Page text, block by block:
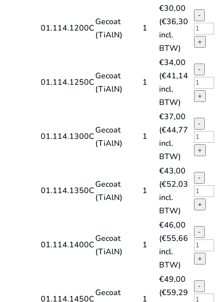
TiAlN
type
HD-
TiAlN
01.114.1200C
Gecoat
(TiAlN)
1
€30,00
(€36,30
incl.
BTW)
-
HSS-
E
type
HD-
TiAlN
+
01.114.1250C
Gecoat
(TiAlN)
1
€34,00
(€41,14
incl.
BTW)
-
HSS-
E
type
HD-
TiAlN
+
01.114.1300C
Gecoat
(TiAlN)
1
€37,00
(€44,77
incl.
BTW)
-
HSS-
E
type
HD-
TiAlN
+
01.114.1350C
Gecoat
(TiAlN)
1
€43,00
(€52,03
incl.
BTW)
-
HSS-
E
type
HD-
TiAlN
+
01.114.1400C
Gecoat
(TiAlN)
1
€46,00
(€55,66
incl.
BTW)
-
HSS-
E
type
+
01.114.1450C
Gecoat
1
€49,00
(€59,29
-
HSS-